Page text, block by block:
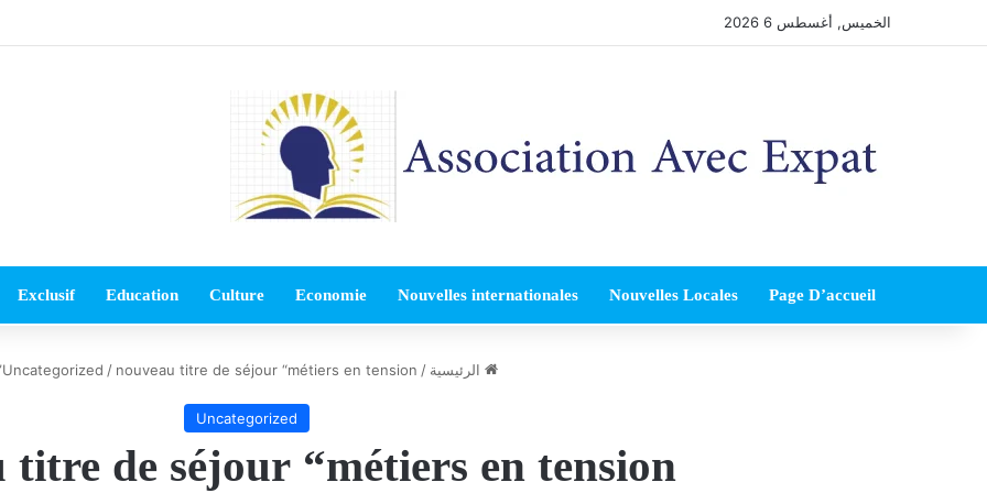
الخميس, أغسطس 6 2026
Page D’accueil
Nouvelles Locales
Nouvelles internationales
Economie
Culture
Education
Exclusif
الرئيسية /
Uncategorized / nouveau titre de séjour “métiers en tension”
Uncategorized
de séjour “métiers en tension”